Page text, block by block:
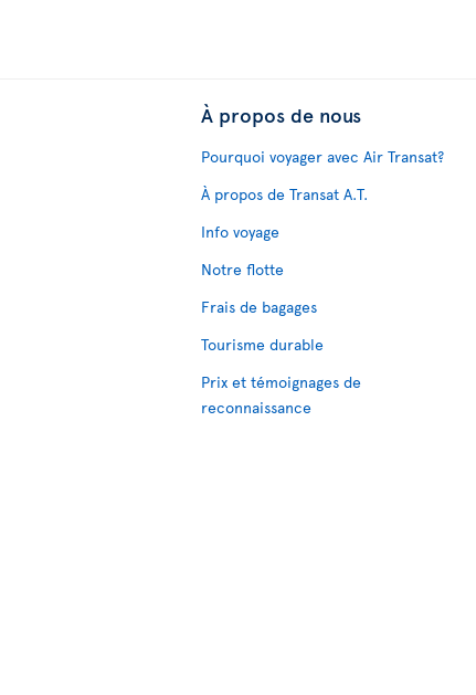
À propos de nous
Pourquoi voyager avec Air Transat?
À propos de Transat A.T.
Info voyage
Notre flotte
Frais de bagages
Tourisme durable
Prix et témoignages de
reconnaissance